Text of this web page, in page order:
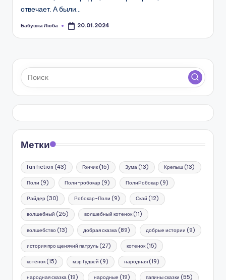
отвечает. А были…
Запись
Бабушка Люба 20.01.2024
Метки
fan fiction (43) Гончик(15) Зума(13) Крепыш (13)
Поли (9) Поли-робокар (9) ПолиРобокар (9)
Райдер (30) Робокар-Поли (9) Скай (12)
волшебный (26) волшебный котенок(11)
волшебство (13) добрая сказка(89) добрые истории (9)
история про щенячий патруль (27) котенок(15)
котёнок(15) мэр Гудвей (9) народная(19)
народная сказка (19) народные (19) папины сказки (55)